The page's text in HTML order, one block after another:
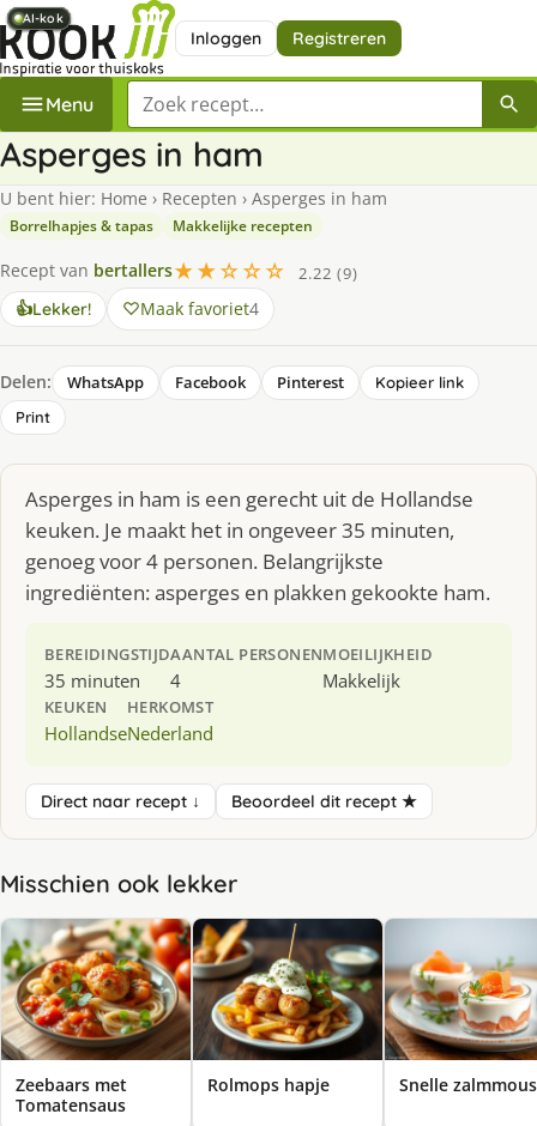
Inloggen Registreren
Menu Zoek een recept
Asperges in ham
U bent hier: Home › Recepten › Asperges in ham
Borrelhapjes & tapas Makkelijke recepten
Recept van bertallers★★☆☆☆
2.22 (9)
👍Lekker! Maak favoriet4
Delen: WhatsApp Facebook Pinterest
Kopieer link
Print
Asperges in ham is een gerecht uit de Hollandse
keuken. Je maakt het in ongeveer 35 minuten,
genoeg voor 4 personen. Belangrijkste
ingrediënten: asperges en plakken gekookte ham.
BEREIDINGSTIJD
35 minuten
AANTAL PERSONEN
4
MOEILIJKHEID
Makkelijk
KEUKEN
Hollandse
HERKOMST
Nederland
Direct naar recept ↓ Beoordeel dit recept ★
Misschien ook lekker
AI-kok
Zeebaars met
Tomatensaus
AI-kok
Rolmops hapje
AI-kok
Snelle
AI-kok
AI-kok
AI-kok
AI-kok